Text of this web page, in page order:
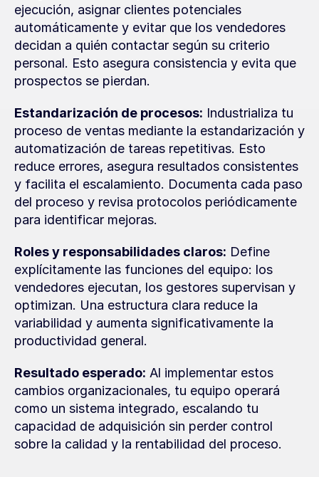
ejecución, asignar clientes potenciales
automáticamente y evitar que los vendedores
decidan a quién contactar según su criterio
personal. Esto asegura consistencia y evita que
prospectos se pierdan.
Estandarización de procesos: Industrializa tu
proceso de ventas mediante la estandarización y
automatización de tareas repetitivas. Esto
reduce errores, asegura resultados consistentes
y facilita el escalamiento. Documenta cada paso
del proceso y revisa protocolos periódicamente
para identificar mejoras.
Roles y responsabilidades claros: Define
explícitamente las funciones del equipo: los
vendedores ejecutan, los gestores supervisan y
optimizan. Una estructura clara reduce la
variabilidad y aumenta significativamente la
productividad general.
Resultado esperado: Al implementar estos
cambios organizacionales, tu equipo operará
como un sistema integrado, escalando tu
capacidad de adquisición sin perder control
sobre la calidad y la rentabilidad del proceso.